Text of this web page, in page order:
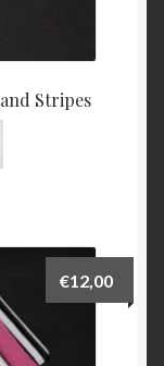
Stripes
€12,00